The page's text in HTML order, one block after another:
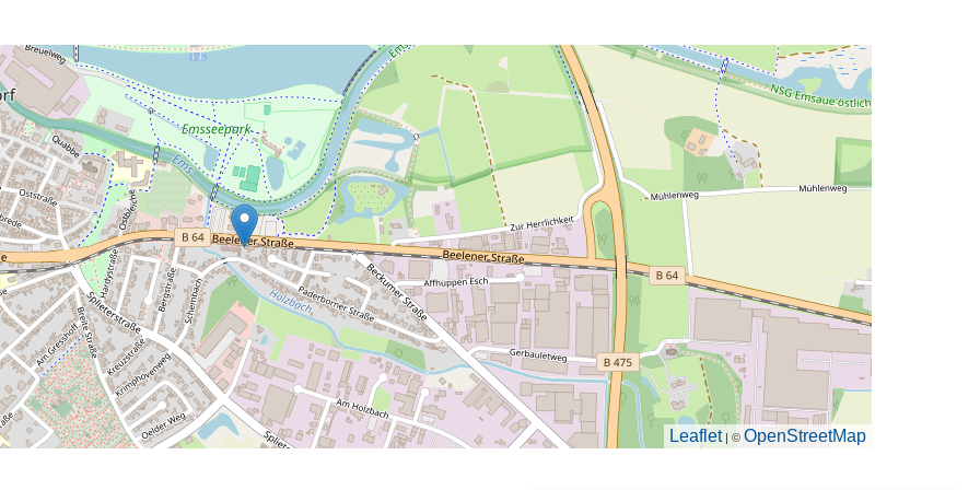
Leaflet| ©OpenStreetMap